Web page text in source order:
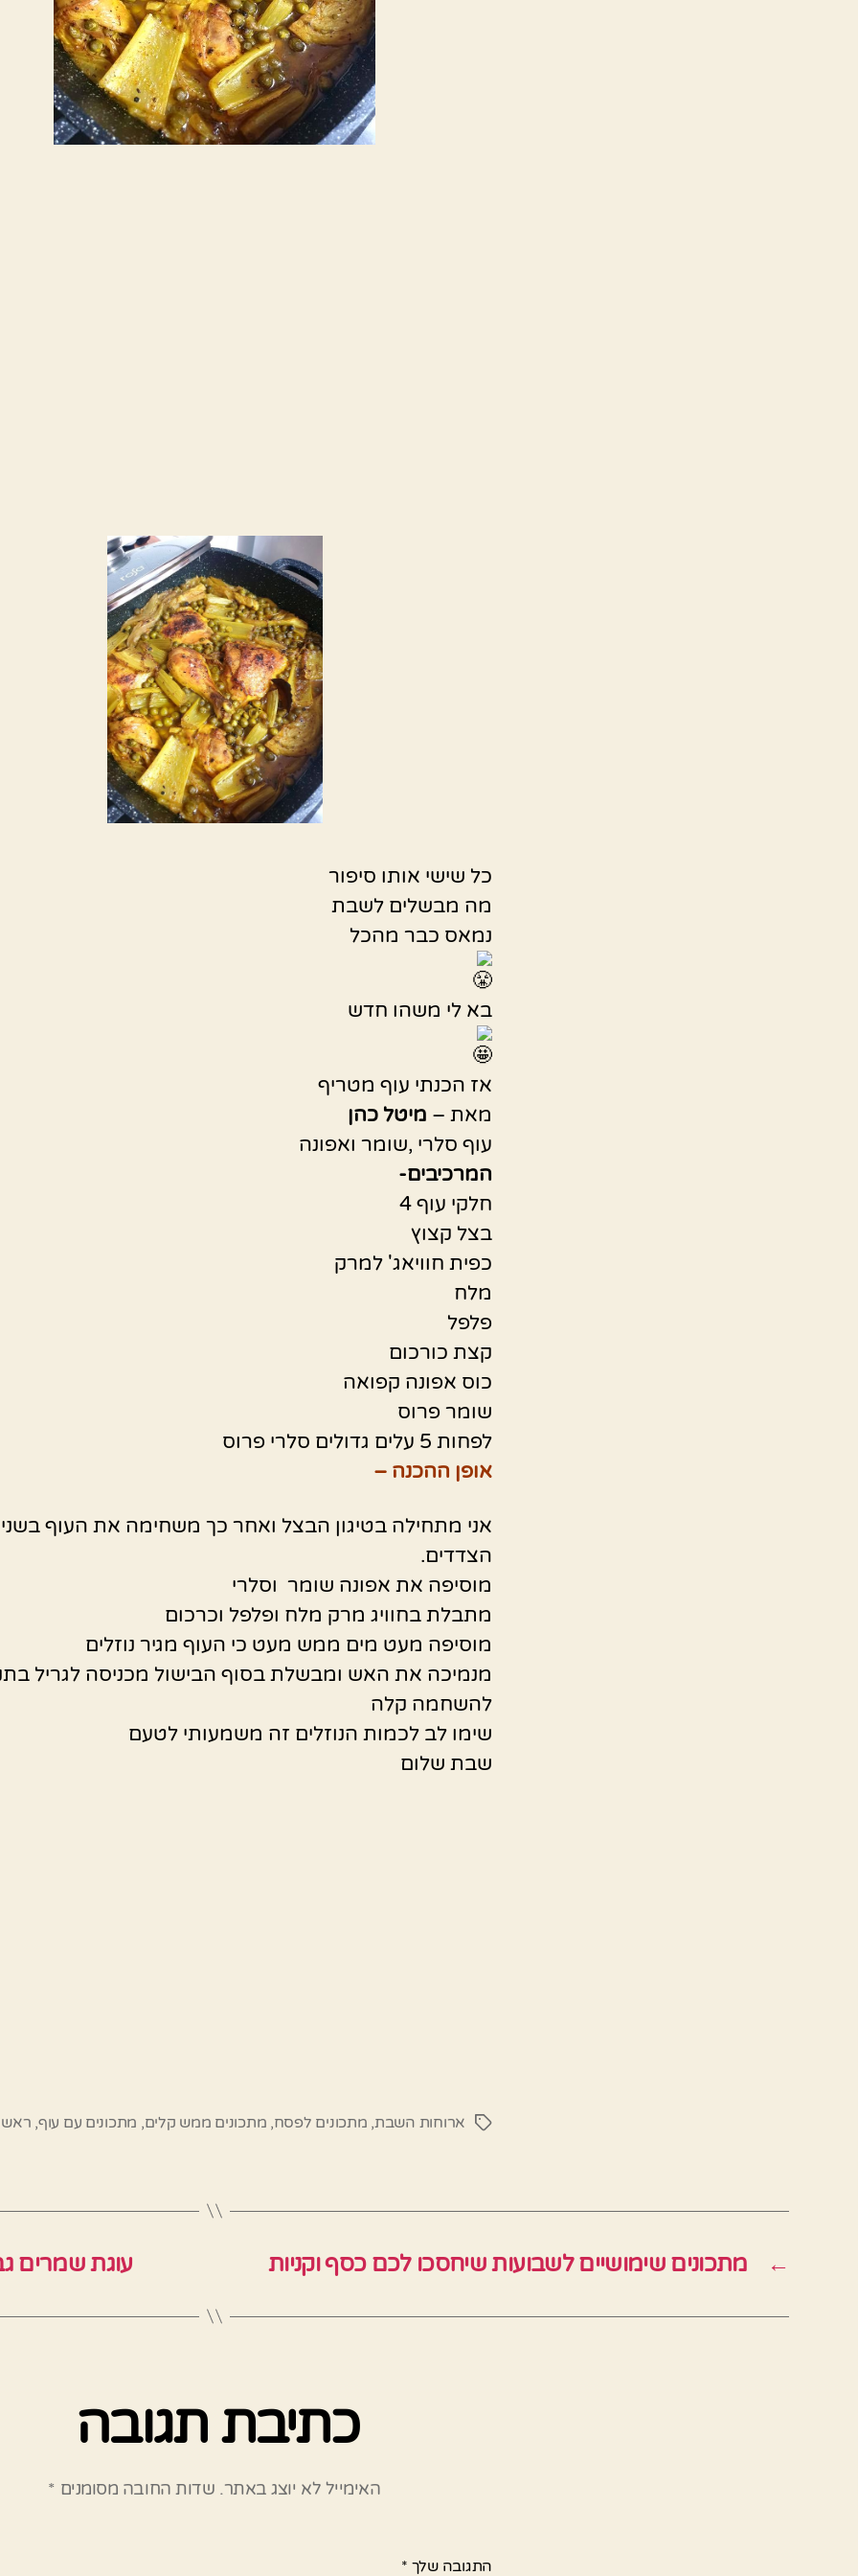
כל שישי אותו סיפור
מה מבשלים לשבת
נמאס כבר מהכל
בא לי משהו חדש
אז הכנתי עוף מטריף
מאת – מיטל כהן
עוף סלרי ,שומר ואפונה
המרכיבים-
חלקי עוף 4
בצל קצוץ
כפית חוויאג' למרק
מלח
פלפל
קצת כורכום
כוס אפונה קפואה
שומר פרוס
לפחות 5 עלים גדולים סלרי פרוס
אופן ההכנה –
אני מתחילה בטיגון הבצל ואחר כך משחימה את העוף בשני
הצדדים.
מוסיפה את אפונה שומר וסלרי
מתבלת בחוויג מרק מלח ופלפל וכרכום
מוסיפה מעט מים ממש מעט כי העוף מגיר נוזלים
מנמיכה את האש ומבשלת בסוף הבישול מכניסה לגריל
להשחמה קלה
שימו לב לכמות הנוזלים זה משמעותי לטעם
שבת שלום
תגיותארוחות השבת, מתכונים לפסח, מתכונים ממש קלים, מתכונים עם עוף,
← מתכונים שימושיים לשבועות שיחסכו לכם כסף וקניות עוגת שמרים
כתיבת תגובה
האימייל לא יוצג באתר. שדות החובה מסומנים *
התגובה שלך *